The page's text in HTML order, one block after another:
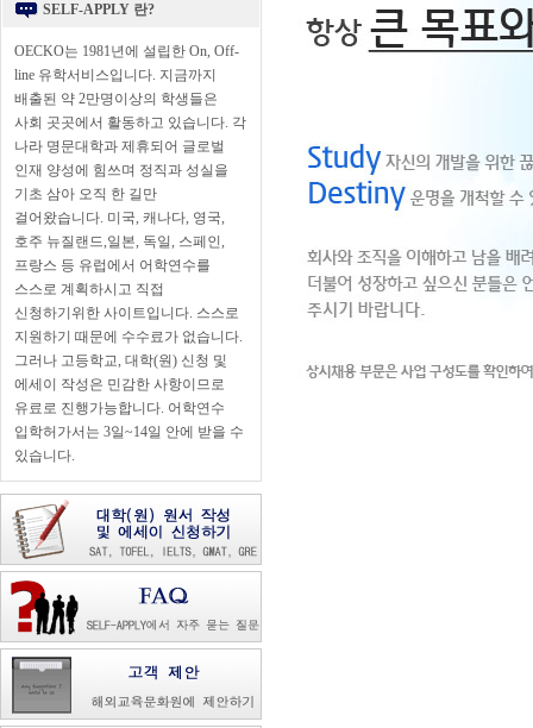
SELF-APPLY 란?
OECKO는 1981년에 설립한 On, Off-
line 유학서비스입니다. 지금까지
배출된 약 2만명이상의 학생들은
사회 곳곳에서 활동하고 있습니다. 각
나라 명문대학과 제휴되어 글로벌
인재 양성에 힘쓰며 정직과 성실을
기초 삼아 오직 한 길만
걸어왔습니다. 미국, 캐나다, 영국,
호주 뉴질랜드,일본, 독일, 스페인,
프랑스 등 유럽에서 어학연수를
스스로 계획하시고 직접
신청하기위한 사이트입니다. 스스로
지원하기 때문에 수수료가 없습니다.
그러나 고등학교, 대학(원) 신청 및
에세이 작성은 민감한 사항이므로
유료로 진행가능합니다. 어학연수
입학허가서는 3일~14일 안에 받을 수
있습니다.